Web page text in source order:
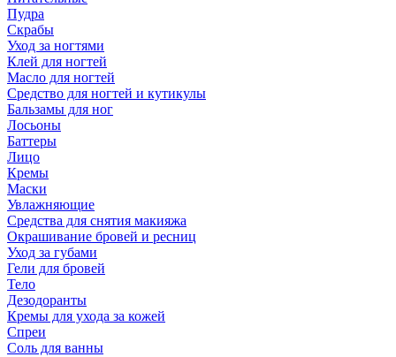
Пудра
Скрабы
Уход за ногтями
Клей для ногтей
Масло для ногтей
Средство для ногтей и кутикулы
Бальзамы для ног
Лосьоны
Баттеры
Лицо
Кремы
Маски
Увлажняющие
Средства для снятия макияжа
Окрашивание бровей и ресниц
Уход за губами
Гели для бровей
Тело
Дезодоранты
Кремы для ухода за кожей
Спреи
Соль для ванны